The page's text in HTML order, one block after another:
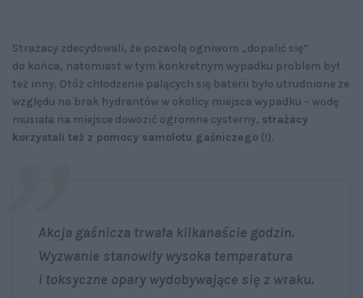
Strażacy zdecydowali, że pozwolą ogniwom „dopalić się”
do końca, natomiast w tym konkretnym wypadku problem był
też inny. Otóż chłodzenie palących się baterii było utrudnione ze
względu na brak hydrantów w okolicy miejsca wypadku – wodę
musiała na miejsce dowozić ogromne cysterny, strażacy
korzystali też z pomocy samolotu gaśniczego (!).
Akcja gaśnicza trwała kilkanaście godzin.
Wyzwanie stanowiły wysoka temperatura
i toksyczne opary wydobywające się z wraku.